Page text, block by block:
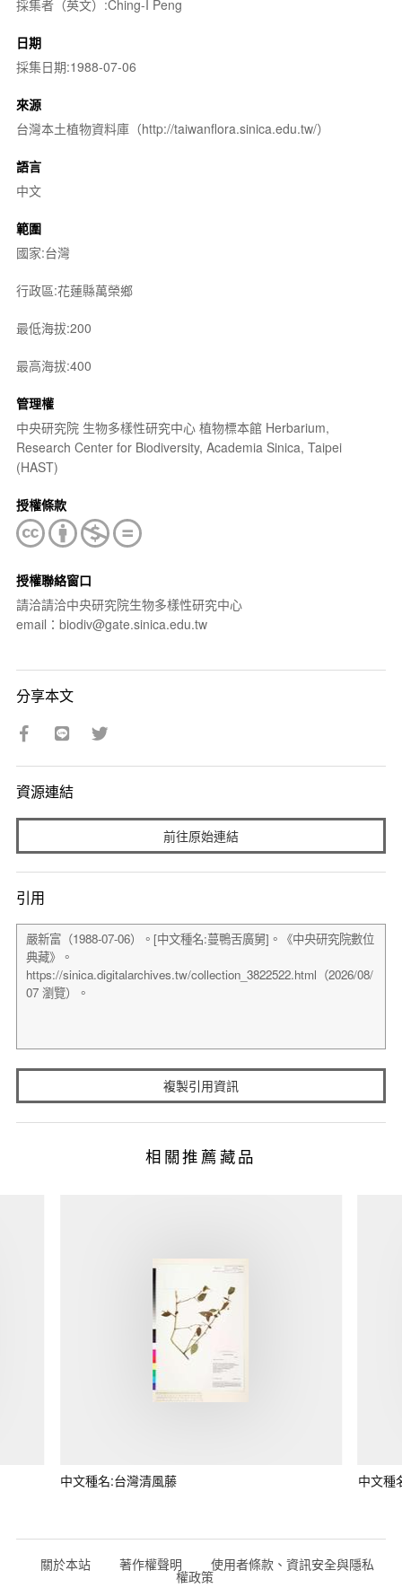
採集者（英文）:Ching-I Peng
日期
採集日期:1988-07-06
來源
台灣本土植物資料庫（http://taiwanflora.sinica.edu.tw/）
語言
中文
範圍
國家:台灣
行政區:花蓮縣萬榮鄉
最低海拔:200
最高海拔:400
管理權
中央研究院 生物多樣性研究中心 植物標本館 Herbarium,
Research Center for Biodiversity, Academia Sinica, Taipei
(HAST)
授權條款
授權聯絡窗口
請洽請洽中央研究院生物多樣性研究中心
email：biodiv@gate.sinica.edu.tw
分享本文
資源連結
前往原始連結
引用
複製引用資訊
相關推薦藏品
中文種名:台灣清風藤 中文種
關於本站 著作權聲明 使用者條款、資訊安全與隱私
權政策